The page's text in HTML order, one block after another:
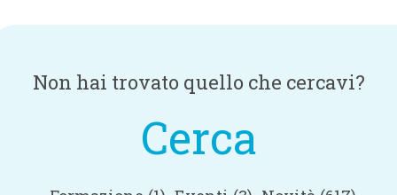
Non hai trovato quello che cercavi?
Cerca